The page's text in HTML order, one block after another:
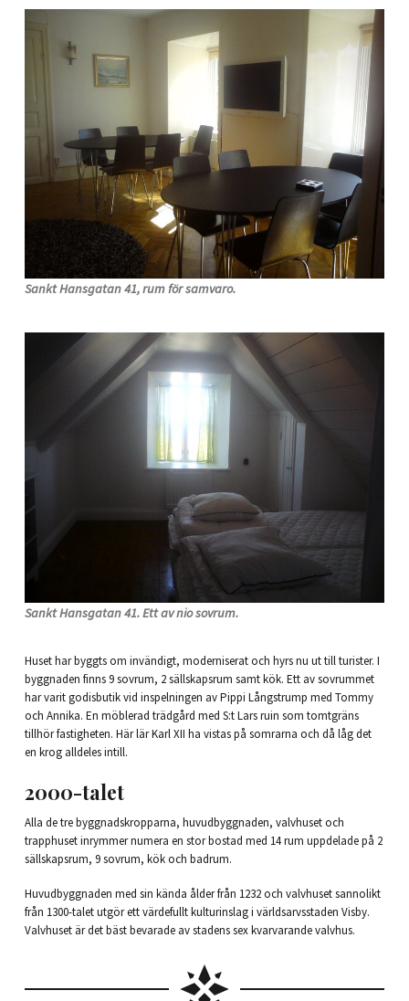
Sankt Hansgatan 41, rum för samvaro.
Sankt Hansgatan 41. Ett av nio sovrum.
Huset har byggts om invändigt, moderniserat och hyrs nu ut till turister. I
byggnaden finns 9 sovrum, 2 sällskapsrum samt kök. Ett av sovrummet
har varit godisbutik vid inspelningen av Pippi Långstrump med Tommy
och Annika. En möblerad trädgård med S:t Lars ruin som tomtgräns
tillhör fastigheten. Här lär Karl XII ha vistas på somrarna och då låg det
en krog alldeles intill.
2000-talet
Alla de tre byggnadskropparna, huvudbyggnaden, valvhuset och
trapphuset inrymmer numera en stor bostad med 14 rum uppdelade på 2
sällskapsrum, 9 sovrum, kök och badrum.
Huvudbyggnaden med sin kända ålder från 1232 och valvhuset sannolikt
från 1300-talet utgör ett värdefullt kulturinslag i världsarvsstaden Visby.
Valvhuset är det bäst bevarade av stadens sex kvarvarande valvhus.